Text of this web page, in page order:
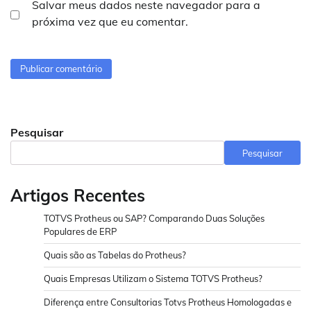
Salvar meus dados neste navegador para a
próxima vez que eu comentar.
Pesquisar
Pesquisar
Artigos Recentes
TOTVS Protheus ou SAP? Comparando Duas Soluções
Populares de ERP
Quais são as Tabelas do Protheus?
Quais Empresas Utilizam o Sistema TOTVS Protheus?
Diferença entre Consultorias Totvs Protheus Homologadas e